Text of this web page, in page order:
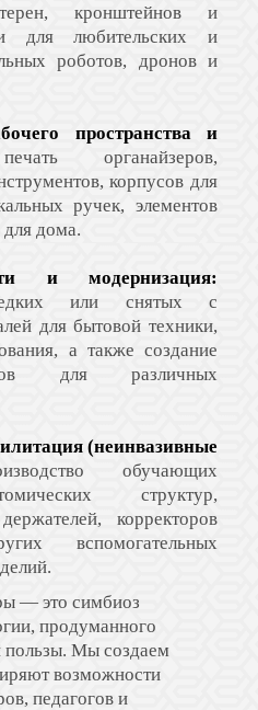
кронштейнов и
для любительских и
роботов, дронов и
пространства и
органайзеров,
корпусов для
ручек, элементов
для дома.
и модернизация:
или снятых с
для бытовой техники,
а также создание
для различных
(неинвазивные
обучающих
структур,
корректоров
вспомогательных
— это симбиоз
продуманного
пользы. Мы создаем
возможности
педагогов и